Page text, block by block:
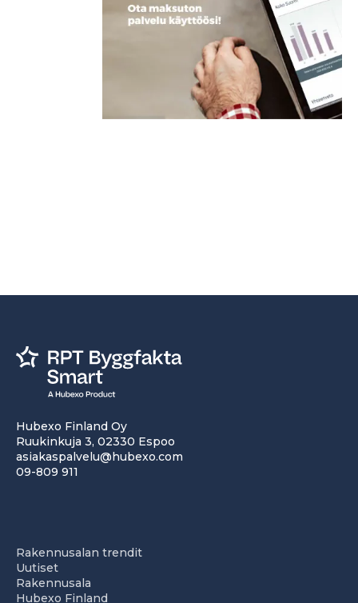
Hubexo Finland Oy
Ruukinkuja 3, 02330 Espoo
asiakaspalvelu@hubexo.com
09-809 911
Rakennusalan trendit
Uutiset
Rakennusala
Hubexo Finland